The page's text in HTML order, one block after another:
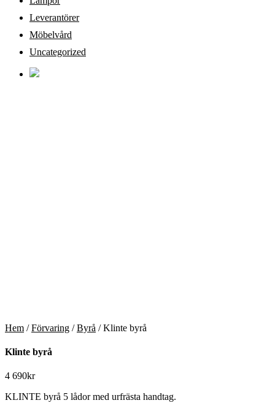
Leverantörer
Möbelvård
Uncategorized
Hem /Förvaring /Byrå / Klinte byrå
Klinte byrå
4 690kr
KLINTE byrå 5 lådor med urfrästa handtag.